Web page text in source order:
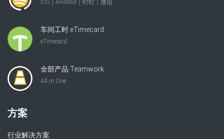
IOS｜Android｜钉钉｜微信
车间工时 eTimecard
eTimecard
全部产品 Teamwork
All in One
方案
行业解决方案